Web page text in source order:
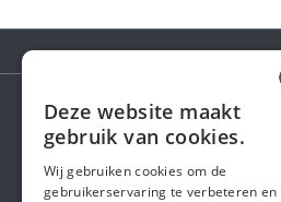
Steunactie
Over ons
Deze website maakt
gebruik van cookies.
Wij gebruiken cookies om de
gebruikerservaring te verbeteren en